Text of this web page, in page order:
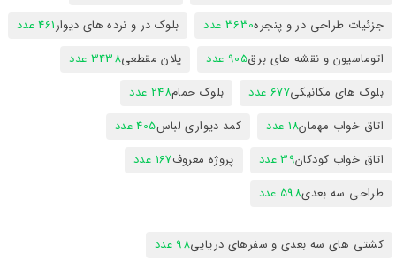
جزئیات طراحی در و پنجره3630 عدد بلوک در و نرده های دیوار461 عدد
اتوماسیون و نقشه های برق905 عدد پلان مقطعی3438 عدد
بلوک های مکانیکی677 عدد بلوک حمام248 عدد
اتاق خواب مهمان18 عدد کمد دیواری لباس405 عدد
اتاق خواب کودکان39 عدد پروژه معروف167 عدد
طراحی سه بعدی598 عدد
کشتی های سه بعدی و سفرهای دریایی98 عدد